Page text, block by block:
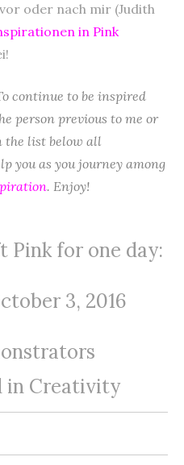
oder nach mir (Judith
in Pink
continue to be inspired
person previous to me or
the list below all
you as you journey among
. Enjoy!
Pink for one day:
3, 2016
in Creativity